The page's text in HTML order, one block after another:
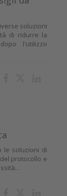
soluzioni
di ridurre la
l'utilizzo
le soluzioni di
protocollo e